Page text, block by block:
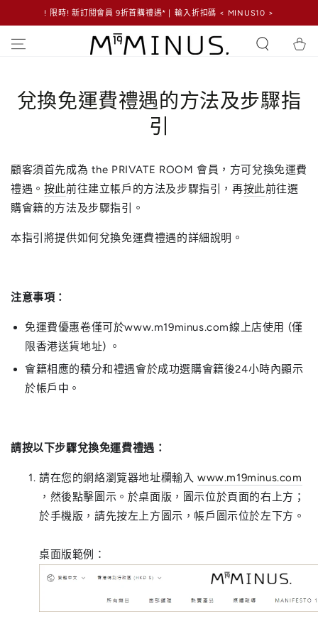
跳到內容
! 限時! 新訂閱會員 9折首購禮遇* | 輸入折扣碼 < MINUS10 >
購
物
兌換免運費禮遇的方法及步驟指
引
顧客須首先成為 the PRIVATE ROOM 會員，方可兌換免運費
禮遇。 按此前往建立帳戶的方法及步驟指引，再按此前往選
購會籍的方法及步驟指引。
本指引將提供如何兌換免運費禮遇的詳細說明。
注意事項：
免運費優惠卷僅可於www.m19minus.com線上店使用 (僅
限香港送貨地址) 。
會籍相應的積分和禮遇會於成功選購會籍後24小時內顯示
於帳戶中。
請按以下步驟兌換免運費禮遇：
請在您的網絡瀏覽器地址欄輸入www.m19minus.com
，然後點擊圖示。於桌面版，圖示位於頁面的右上方；
於手機版，請先按左上方圖示，帳戶圖示位於左下方。
桌面版範例：